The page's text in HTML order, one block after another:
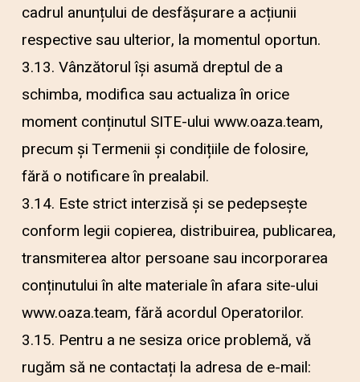
cadrul anunțului de desfășurare a acțiunii
respective sau ulterior, la momentul oportun.
3.13. Vânzătorul își asumă dreptul de a
schimba, modifica sau actualiza în orice
moment conținutul SITE-ului www.oaza.team,
precum și Termenii și condițiile de folosire,
fără o notificare în prealabil.
3.14. Este strict interzisă și se pedepsește
conform legii copierea, distribuirea, publicarea,
transmiterea altor persoane sau incorporarea
conținutului în alte materiale în afara site-ului
www.oaza.team, fără acordul Operatorilor.
3.15. Pentru a ne sesiza orice problemă, vă
rugăm să ne contactați la adresa de e-mail: